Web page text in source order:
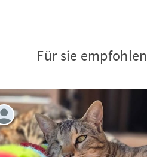
Für sie empfohlen